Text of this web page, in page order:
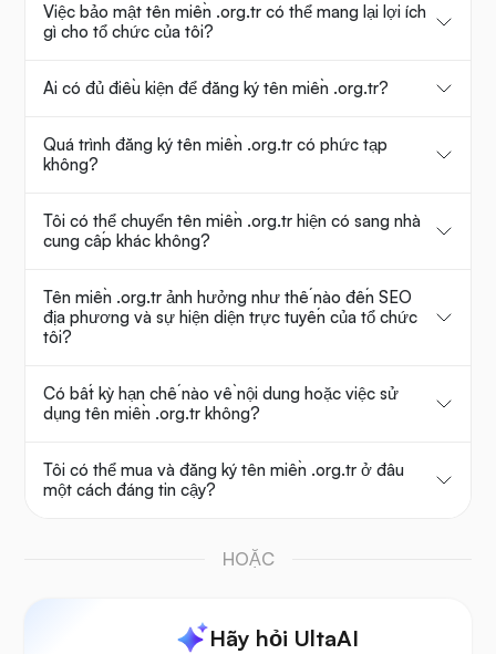
Việc bảo mật tên miền .org.tr có thể mang lại lợi ích
gì cho tổ chức của tôi?
Ai có đủ điều kiện để đăng ký tên miền .org.tr?
Quá trình đăng ký tên miền .org.tr có phức tạp
không?
Tôi có thể chuyển tên miền .org.tr hiện có sang nhà
cung cấp khác không?
Tên miền .org.tr ảnh hưởng như thế nào đến SEO
địa phương và sự hiện diện trực tuyến của tổ chức
tôi?
Có bất kỳ hạn chế nào về nội dung hoặc việc sử
dụng tên miền .org.tr không?
Tôi có thể mua và đăng ký tên miền .org.tr ở đâu
một cách đáng tin cậy?
HOẶC
Hãy hỏi UltaAI